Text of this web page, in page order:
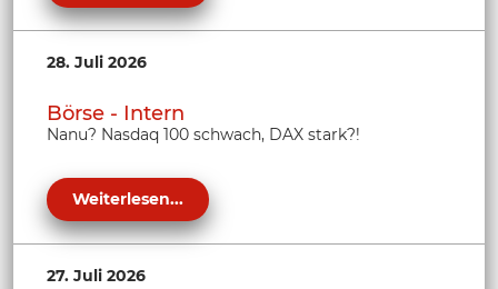
28. Juli 2026
Börse - Intern
Nanu? Nasdaq 100 schwach, DAX stark?!
Weiterlesen...
27. Juli 2026